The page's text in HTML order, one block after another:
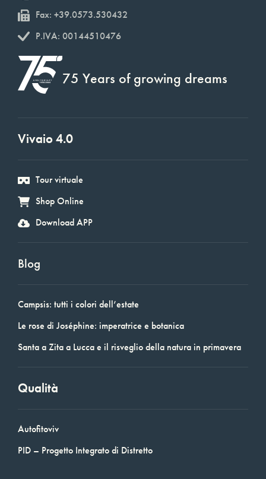
Fax: +39.0573.530432
P.IVA: 00144510476
75 Years of growing dreams
Vivaio 4.0
Tour virtuale
Shop Online
Download APP
Blog
Campsis: tutti i colori dell’estate
Le rose di Joséphine: imperatrice e botanica
Santa a Zita a Lucca e il risveglio della natura in primavera
Qualità
Autofitoviv
PID – Progetto Integrato di Distretto